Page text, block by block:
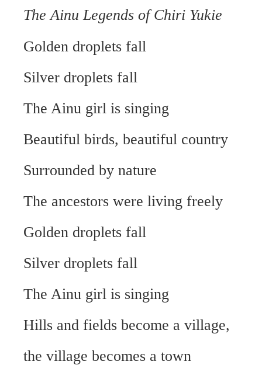
The Ainu Legends of Chiri Yukie
Golden droplets fall
Silver droplets fall
The Ainu girl is singing
Beautiful birds, beautiful country
Surrounded by nature
The ancestors were living freely
Golden droplets fall
Silver droplets fall
The Ainu girl is singing
Hills and fields become a village,
the village becomes a town